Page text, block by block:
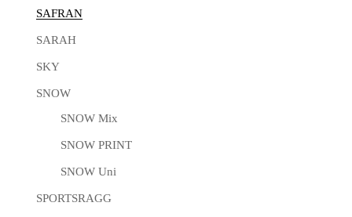
SAFRAN
SARAH
SKY
SNOW
SNOW Mix
SNOW PRINT
SNOW Uni
SPORTSRAGG